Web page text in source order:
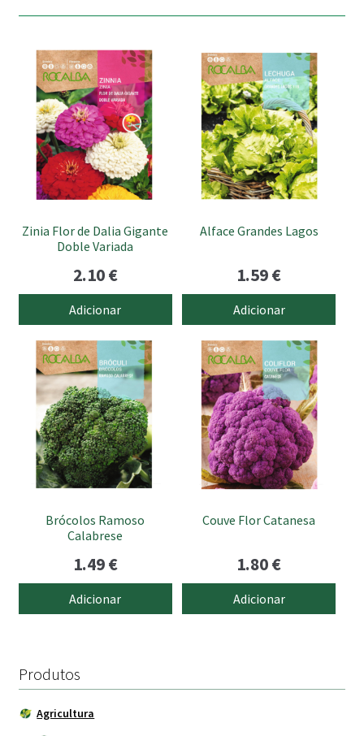
Zinia Flor de Dalia Gigante
Doble Variada
2.10€
Adicionar
Alface Grandes Lagos
1.59€
Adicionar
Brócolos Ramoso
Calabrese
1.49€
Adicionar
Couve Flor Catanesa
1.80€
Adicionar
Produtos
Agricultura